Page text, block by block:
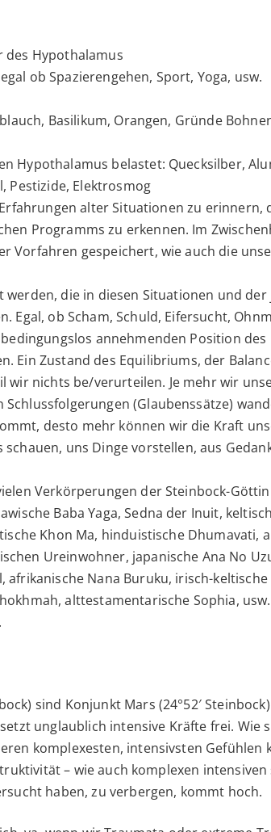
Hypothalamus
ob Spazierengehen, Sport, Yoga, usw.
Basilikum, Orangen, Gründe
Hypothalamus belastet: Quecksilber,
Pestizide, Elektrosmog
alter Situationen zu erinnern,
Programms zu erkennen. Im
Vorfahren gespeichert, wie auch die
werden, die in diesen Situationen und
Egal, ob Scham, Schuld, Eifersucht,
annehmenden Position
Ein Zustand des Equilibriums, der
wir nichts be/verurteilen. Je mehr wir
Schlussfolgerungen (Glaubenssätze)
desto mehr können wir die Kraft
uns Dinge vorstellen, aus
Verkörperungen der Steinbock-
Baba Yaga, Sedna der Inuit,
Khon Ma, hinduistische Dhumavati,
Ureinwohner, japanische Ana No
afrikanische Nana Buruku, irisch-
alttestamentarische Sophia,
sind Konjunkt Mars (24°52′
unglaublich intensive Kräfte frei. Wie
komplexesten, intensivsten Gefühlen
– wie auch komplexen intensiven
haben, zu verbergen, kommt hoch.